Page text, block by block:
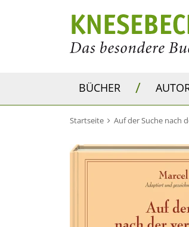
BÜCHER /
Startseite Auf der Suche nach